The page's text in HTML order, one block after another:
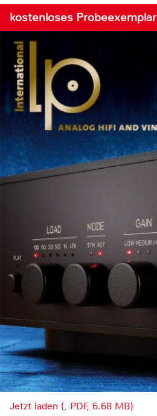
kostenloses Probeexemplar
Jetzt laden (, PDF, 6.68 MB)